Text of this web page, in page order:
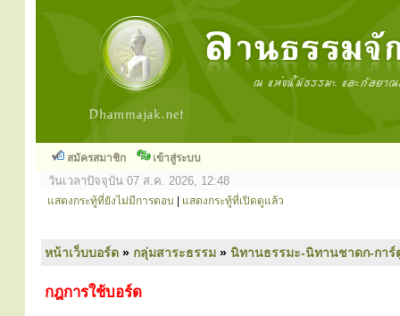
สมัครสมาชิก เข้าสู่ระบบ
วันเวลาปัจจุบัน 07 ส.ค. 2026, 12:48
แสดงกระทู้ที่ยังไม่มีการตอบ แสดงกระทู้ที่เปิดดูแล้ว
หน้าเว็บบอร์ด » กลุ่มสาระธรรม » นิทานธรรมะ-นิทานชาดก-การ์
กฎการใช้บอร์ด